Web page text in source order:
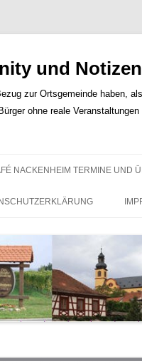
und Notizen
zur Ortsgemeinde haben,
ohne reale
NACKENHEIM TERMINE UND